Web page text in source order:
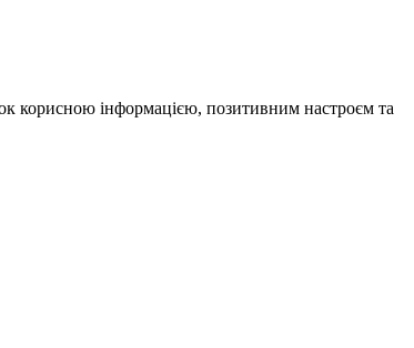
корисною інформацією, позитивним настроєм та